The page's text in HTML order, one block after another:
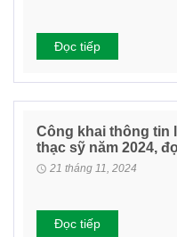
Đọc tiếp
Công khai thông tin
thạc sỹ năm 2024,
21 tháng 11, 2024
Đọc tiếp